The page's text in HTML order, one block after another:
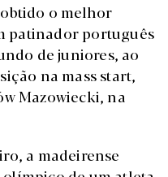
o melhor
patinador português
de juniores, ao
na mass start,
Mazowiecki, na
a madeirense